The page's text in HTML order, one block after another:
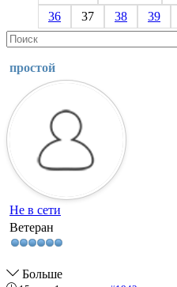
36
37 38 39
простой
Не в сети
Ветеран
Больше